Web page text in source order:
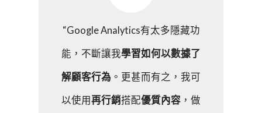
“Google Analytics有太多隱藏功
能，不斷讓我學習如何以數據了
解顧客行為 。更甚而有之，我可
以使用再行銷搭配優質內容 ，做